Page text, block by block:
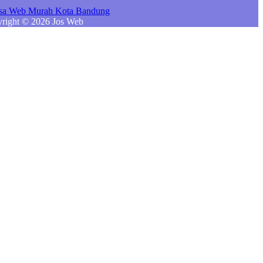
© 2026 Jos Web